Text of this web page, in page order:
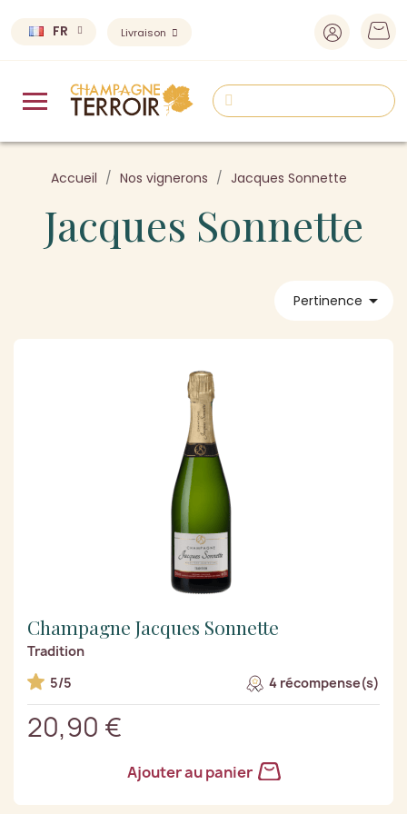
FR Livraison
Accueil Nos vignerons Jacques Sonnette
Jacques Sonnette
Pertinence 
Champagne Jacques Sonnette
Tradition
5/5
4 récompense(s)
20,90 €
Ajouter au panier